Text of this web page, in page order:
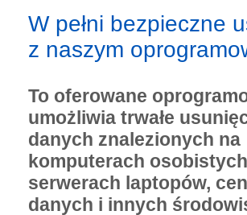
W pełni bezpieczne
z naszym
To oferowane
umożliwia trwałe
danych znalezionych na
komputerach
serwerach laptopów,
danych i innych